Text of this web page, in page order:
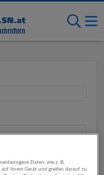
Daten, wie z. B.
auf Ihrem Gerät und greifen darauf zu